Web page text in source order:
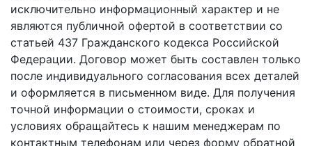
исключительно информационный характер и не
являются публичной офертой в соответствии со
статьей 437 Гражданского кодекса Российской
Федерации. Договор может быть составлен только
после индивидуального согласования всех деталей
и оформляется в письменном виде. Для получения
точной информации о стоимости, сроках и
условиях обращайтесь к нашим менеджерам по
контактным телефонам или через форму обратной